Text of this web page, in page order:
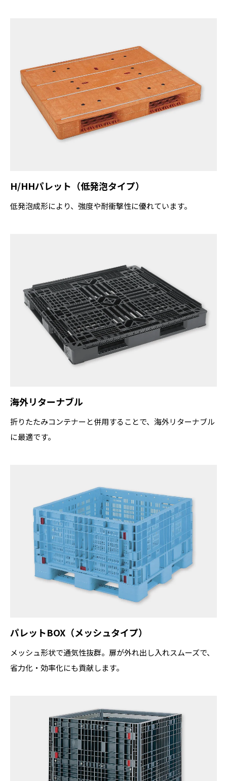
H/HHパレット（低発泡タイプ）
低発泡成形により、強度や耐衝撃性に優れています。
海外リターナブル
折りたたみコンテナーと併用することで、海外リターナブル
に最適です。
パレットBOX（メッシュタイプ）
メッシュ形状で通気性抜群。扉が外れ出し入れスムーズで、
省力化・効率化にも貢献します。